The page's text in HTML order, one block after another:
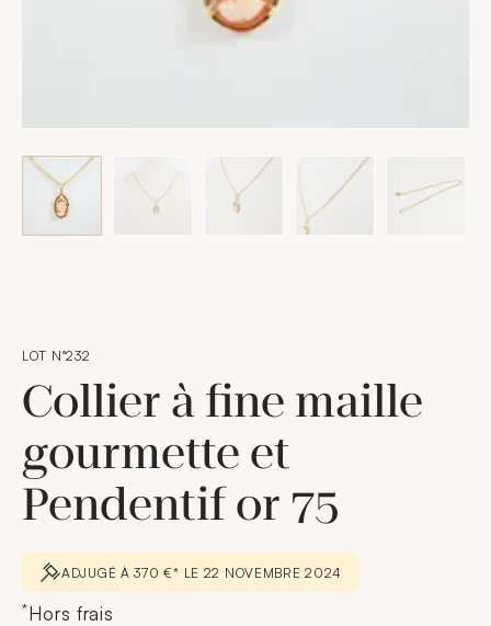
LOT N°232
Collier à fine maille
gourmette et
Pendentif or 75
ADJUGÉ À 370 €* LE 22 NOVEMBRE 2024
*Hors frais